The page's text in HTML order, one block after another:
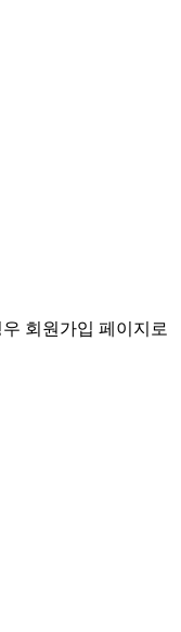
회원가입 페이지로